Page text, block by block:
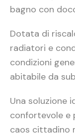
bagno con
Dotata di
radiatori e
condizioni
abitabile da
Una soluzione
confortevole e
caos cittadino